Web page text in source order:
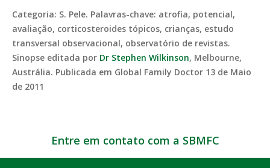
Categoria: S. Pele. Palavras-chave: atrofia, potencial,
avaliação, corticosteroides tópicos, crianças, estudo
transversal observacional, observatório de revistas.
Sinopse editada por Dr Stephen Wilkinson, Melbourne,
Austrália. Publicada em Global Family Doctor 13 de Maio
de 2011
Entre em contato com a SBMFC